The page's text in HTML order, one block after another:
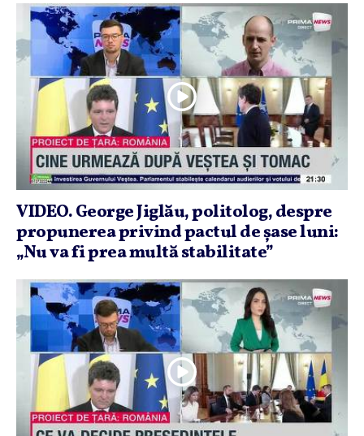
VIDEO. George Jiglău, politolog, despre
propunerea privind pactul de şase luni:
„Nu va fi prea multă stabilitate”